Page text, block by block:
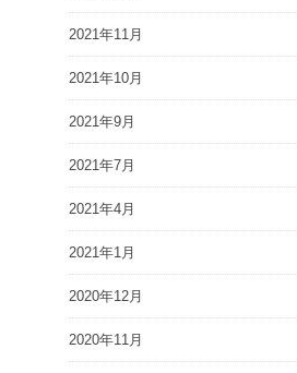
2021年11月
2021年10月
2021年9月
2021年7月
2021年4月
2021年1月
2020年12月
2020年11月